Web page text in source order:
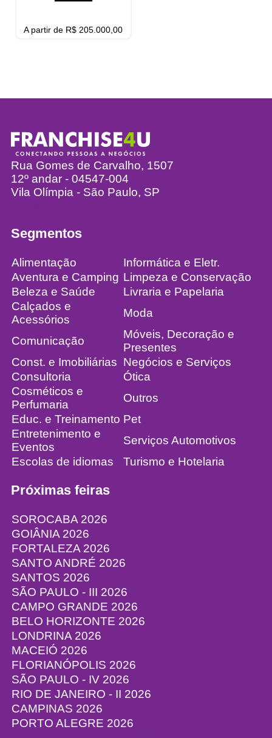
A partir de R$ 205.000,00
Rua Gomes de Carvalho, 1507
12º andar - 04547-004
Vila Olímpia - São Paulo, SP
Segmentos
Alimentação
Informática e Eletr.
Aventura e Camping Limpeza e Conservação
Beleza e Saúde
Livraria e Papelaria
Calçados e
Acessórios
Moda
Comunicação
Móveis, Decoração e
Presentes
Const. e Imobiliárias Negócios e Serviços
Consultoria
Ótica
Cosméticos e
Perfumaria
Outros
Educ. e Treinamento Pet
Entretenimento e
Eventos
Serviços Automotivos
Escolas de idiomas
Turismo e Hotelaria
Próximas feiras
SOROCABA 2026
GOIÂNIA 2026
FORTALEZA 2026
SANTO ANDRÉ 2026
SANTOS 2026
SÃO PAULO - III 2026
CAMPO GRANDE 2026
BELO HORIZONTE 2026
LONDRINA 2026
MACEIÓ 2026
FLORIANÓPOLIS 2026
SÃO PAULO - IV 2026
RIO DE JANEIRO - II 2026
CAMPINAS 2026
PORTO ALEGRE 2026